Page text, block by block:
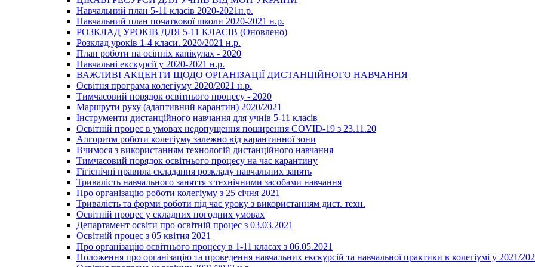
Навчальний план 5-11 класів 2020-2021н.р.
Навчальний план початкової школи 2020-2021 н.р.
РОЗКЛАД УРОКІВ ДЛЯ 5-11 КЛАСІВ (Оновлено)
Розклад уроків 1-4 класи. 2020/2021 н.р.
План роботи на осінніх канікулах - 2020
Навчальні екскурсії у 2020-2021 н.р.
ВАЖЛИВІ АКЦЕНТИ ЩОДО ОРГАНІЗАЦІЇ ДИСТАНЦІЙНОГО НАВЧАННЯ
Освітня програма колегіуму 2020/2021 н.р.
Тимчасовий порядок освітнього процесу - 2020
Маршрути руху (адаптивний карантин) 2020/2021
Інструменти дистанційного навчання для учнів 5-11 класів
Освітній процес в умовах недопущення поширення COVID-19 з 23.11.20
Алгоритм роботи колегіуму залежно від карантинної зони
Вчимося з використанням технологій дистанційного навчання
Тимчасовий порядок освітнього процесу на час карантину
Гігієнічні правила складання розкладу навчальних занять
Тривалість навчального заняття з технічними засобами навчання
Про організацію роботи колегіуму з 25 січня 2021
Тривалість та форми роботи під час уроку з використанням дист. техн.
Освітній процес у складних погодних умовах
Департамент освіти про освітній процес з 03.03.2021
Освітній процес з 05 квітня 2021
Про організацію освітнього процесу в 1-11 класах з 06.05.2021
Положення про організацію та проведення навчальних екскурсій та навчальної практики в колегіумі у 2021/